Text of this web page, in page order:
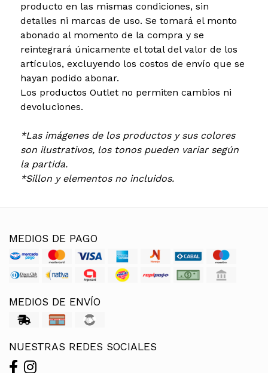
producto en las mismas condiciones, sin
detalles ni marcas de uso. Se tomará el monto
abonado al momento de la compra y se
reintegrará únicamente el total del valor de los
artículos, excluyendo los costos de envío que se
hayan podido abonar.
Los productos Outlet no permiten cambios ni
devoluciones.
*Las imágenes de los productos y sus colores
son ilustrativos, los tonos pueden variar según
la partida.
*Sillon y elementos no incluidos.
MEDIOS DE PAGO
MEDIOS DE ENVÍO
NUESTRAS REDES SOCIALES